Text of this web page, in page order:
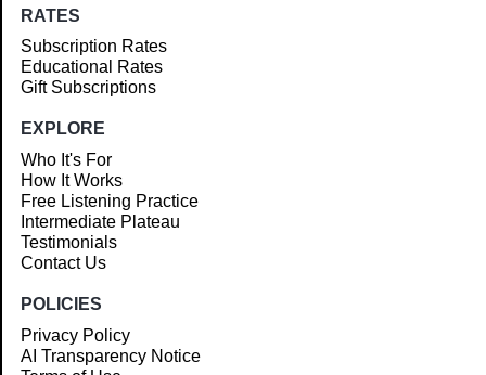
RATES
Subscription Rates
Educational Rates
Gift Subscriptions
EXPLORE
Who It's For
How It Works
Free Listening Practice
Intermediate Plateau
Testimonials
Contact Us
POLICIES
Privacy Policy
AI Transparency Notice